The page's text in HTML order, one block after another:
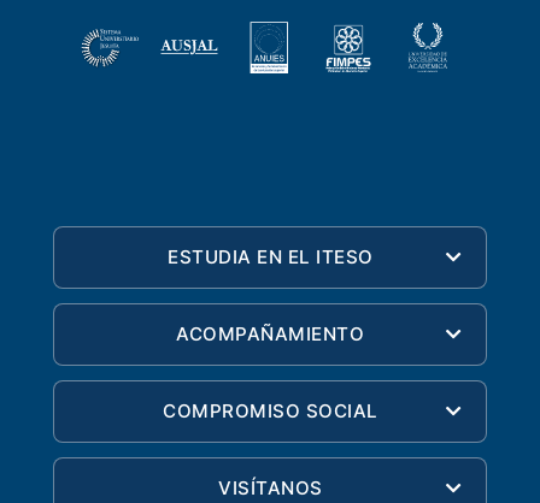
ESTUDIA EN EL ITESO
ACOMPAÑAMIENTO
COMPROMISO SOCIAL
VISÍTANOS